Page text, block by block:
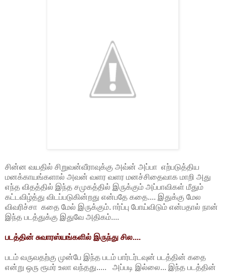
சின்ன வயதில் சிறுவன்வீராவுக்கு அவ்ன் அப்பா எற்படுத்திய
மனக்காயங்களால் அவன் வளர வளர மனச்சிதைவாக மாறி அது
எந்த விதத்தில் இந்த சமுகத்தில் இருக்கும் அப்பாவிகள் மீதும்
கட்டவிழ்த்து விடப்படுகின்றது என்பதே கதை.... இதுக்கு மேல
விவரிச்சா கதை மேல் இருக்கும். ஈர்ப்பு போய்விடும் என்பதால் நான்
இந்த படத்துக்கு இதுவே அதிகம்....
படத்தின் சுவாரஸ்யங்களில் இருந்து சில....
படம் வருவதற்கு முன்பே இந்த படம் பார்டர்டவுன் படத்தின் கதை
என்று ஒரு ரூமர் உலா வந்தது..... அப்படி இல்லை... இந்த படத்தின்